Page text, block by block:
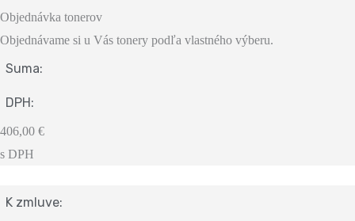
Objednávka tonerov
Objednávame si u Vás tonery podľa vlastného výberu.
Suma:
DPH:
406,00 €
s DPH
K zmluve: